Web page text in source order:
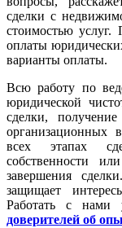
сделки с
стоимостью
оплаты
варианты оплаты.
Всю работу по
юридической
сделки,
организационных
всех этапах
собственности
завершения
защищает
Работать с нами
доверителей об